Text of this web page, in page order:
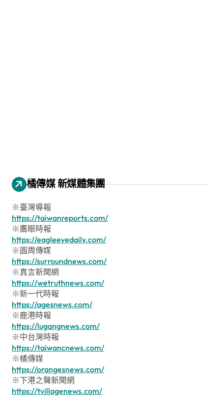
橘傳媒 新媒體集團
※臺灣導報
https://taiwanreports.com/
※鷹眼時報
https://eagleeyedaily.com/
※圓周傳媒
https://surroundnews.com/
※真言新聞網
https://wetruthnews.com/
※新一代時報
https://agesnews.com/
※鹿港時報
https://lugangnews.com/
※中台灣時報
https://taiwancnews.com/
※橘傳媒
https://orangesnews.com/
※下港之聲新聞網
https://tvillagenews.com/